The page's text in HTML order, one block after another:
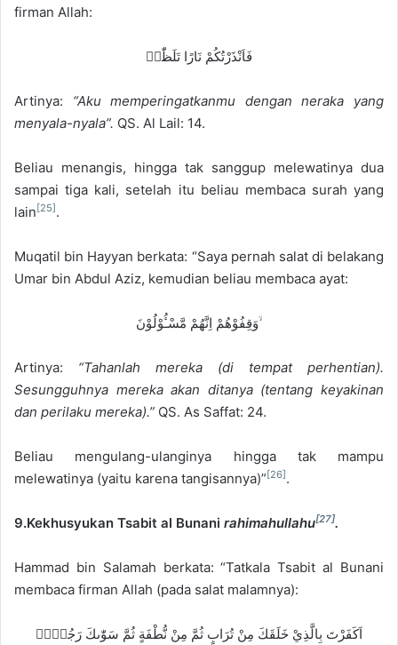
firman Allah:
فَاَنْذَرْتُكُمْ نَارًا تَلَظّٰىۚ
Artinya: “Aku memperingatkanmu dengan neraka yang
menyala-nyala”. QS. Al Lail: 14.
Beliau menangis, hingga tak sanggup melewatinya dua
sampai tiga kali, setelah itu beliau membaca surah yang
lain [25] .
Muqatil bin Hayyan berkata: “Saya pernah salat di belakang
Umar bin Abdul Aziz, kemudian beliau membaca ayat:
وَقِفُوْهُمْ اِنَّهُمْ مَّسْـُٔوْلُوْنَ ۙ
Artinya: “Tahanlah mereka (di tempat perhentian).
Sesungguhnya mereka akan ditanya (tentang keyakinan
dan perilaku mereka).” QS. As Saffat: 24.
Beliau mengulang-ulanginya hingga tak mampu
melewatinya (yaitu karena tangisannya)” [26] .
9.Kekhusyukan Tsabit al Bunani rahimahullahu[27].
Hammad bin Salamah berkata: “Tatkala Tsabit al Bunani
membaca firman Allah (pada salat malamnya):
اَكَفَرْتَ بِالَّذِيْ خَلَقَكَ مِنْ تُرَابٍ ثُمَّ مِنْ نُّطْفَةٍ ثُمَّ سَوّٰىكَ رَجُلًاۗ